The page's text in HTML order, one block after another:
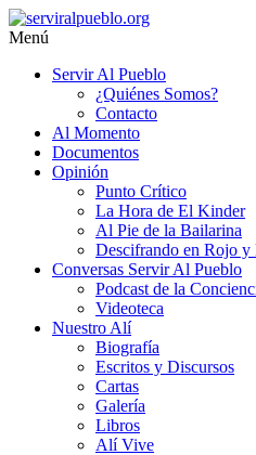
Saltar
al
#SomosServirAlPueblo
Menú
Servir Al Pueblo
¿Quiénes Somos?
Contacto
Al Momento
Documentos
Opinión
Punto Crítico
La Hora de El Kinder
Al Pie de la Bailarina
Descifrando en Rojo y
Conversas Servir Al Pueblo
Podcast de la
Videoteca
Nuestro Alí
Biografía
Escritos y Discursos
Cartas
Galería
Libros
Alí Vive